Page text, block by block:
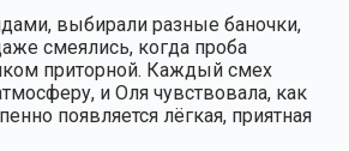
выбирали разные баночки,
смеялись, когда проба
приторной. Каждый смех
и Оля чувствовала, как
появляется лёгкая, приятная